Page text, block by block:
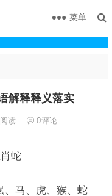
菜单
解释释义落实
阅读 0评论
蛇
、马、虎、猴、蛇